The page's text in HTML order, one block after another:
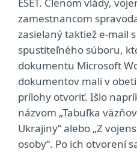
ESET. Členom vlády,
zamestnancom
zasielaný taktiež e-mail
spustiteľného súboru,
dokumentu Microsoft
dokumentov mali v
prílohy otvoriť. Išlo
názvom „Tabuľka
Ukrajiny“ alebo „Z
osoby“. Po ich otvorení